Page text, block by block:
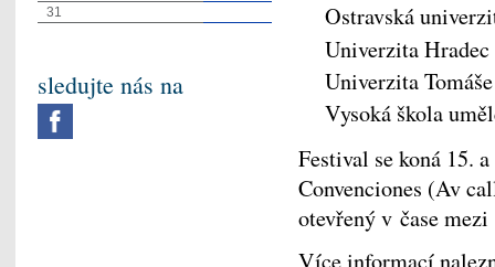
Ostravská
Univerzita
Univerzita
Vysoká škola
Festival se koná 15.
Convenciones (Av
otevřený v čase
Více informací
31
sledujte nás na